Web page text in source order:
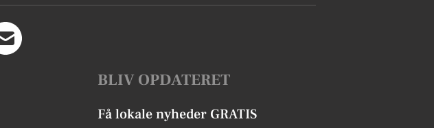
BLIV OPDATERET
Få lokale nyheder GRATIS